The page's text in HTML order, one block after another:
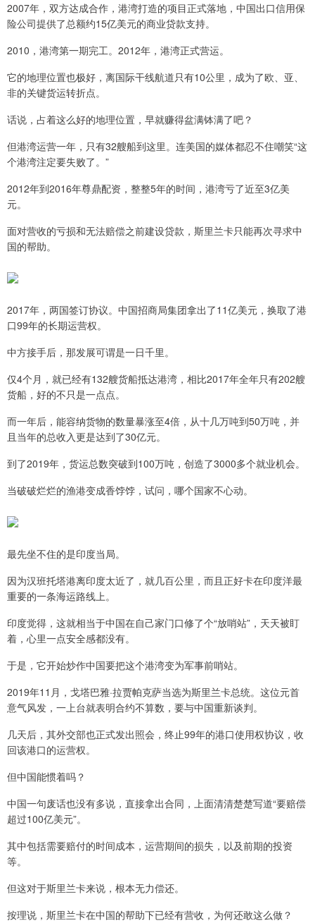
2007年，双方达成合作，港湾打造的项目正式落地，中国出口信用保
险公司提供了总额约15亿美元的商业贷款支持。
2010，港湾第一期完工。2012年，港湾正式营运。
它的地理位置也极好，离国际干线航道只有10公里，成为了欧、亚、
非的关键货运转折点。
话说，占着这么好的地理位置，早就赚得盆满钵满了吧？
但港湾运营一年，只有32艘船到这里。连美国的媒体都忍不住嘲笑“这
个港湾注定要失败了。”
2012年到2016年尊鼎配资，整整5年的时间，港湾亏了近至3亿美
元。
面对营收的亏损和无法赔偿之前建设贷款，斯里兰卡只能再次寻求中
国的帮助。
2017年，两国签订协议。中国招商局集团拿出了11亿美元，换取了港
口99年的长期运营权。
中方接手后，那发展可谓是一日千里。
仅4个月，就已经有132艘货船抵达港湾，相比2017年全年只有202艘
货船，好的不只是一点点。
而一年后，能容纳货物的数量暴涨至4倍，从十几万吨到50万吨，并
且当年的总收入更是达到了30亿元。
到了2019年，货运总数突破到100万吨，创造了3000多个就业机会。
当破破烂烂的渔港变成香饽饽，试问，哪个国家不心动。
最先坐不住的是印度当局。
因为汉班托塔港离印度太近了，就几百公里，而且正好卡在印度洋最
重要的一条海运路线上。
印度觉得，这就相当于中国在自己家门口修了个“放哨站”，天天被盯
着，心里一点安全感都没有。
于是，它开始炒作中国要把这个港湾变为军事前哨站。
2019年11月，戈塔巴雅·拉贾帕克萨当选为斯里兰卡总统。这位元首
意气风发，一上台就表明合约不算数，要与中国重新谈判。
几天后，其外交部也正式发出照会，终止99年的港口使用权协议，收
回该港口的运营权。
但中国能惯着吗？
中国一句废话也没有多说，直接拿出合同，上面清清楚楚写道“要赔偿
超过100亿美元”。
其中包括需要赔付的时间成本，运营期间的损失，以及前期的投资
等。
但这对于斯里兰卡来说，根本无力偿还。
按理说，斯里兰卡在中国的帮助下已经有营收，为何还敢这么做？